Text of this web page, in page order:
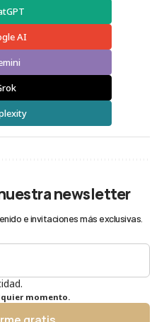
AI
newsletter
e invitaciones más exclusivas.
momento.